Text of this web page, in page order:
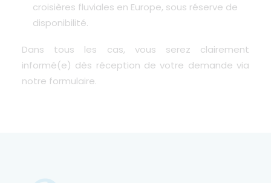
croisières fluviales en Europe, sous réserve de
disponibilité.
Dans tous les cas, vous serez clairement
informé(e) dès réception de votre demande via
notre formulaire.